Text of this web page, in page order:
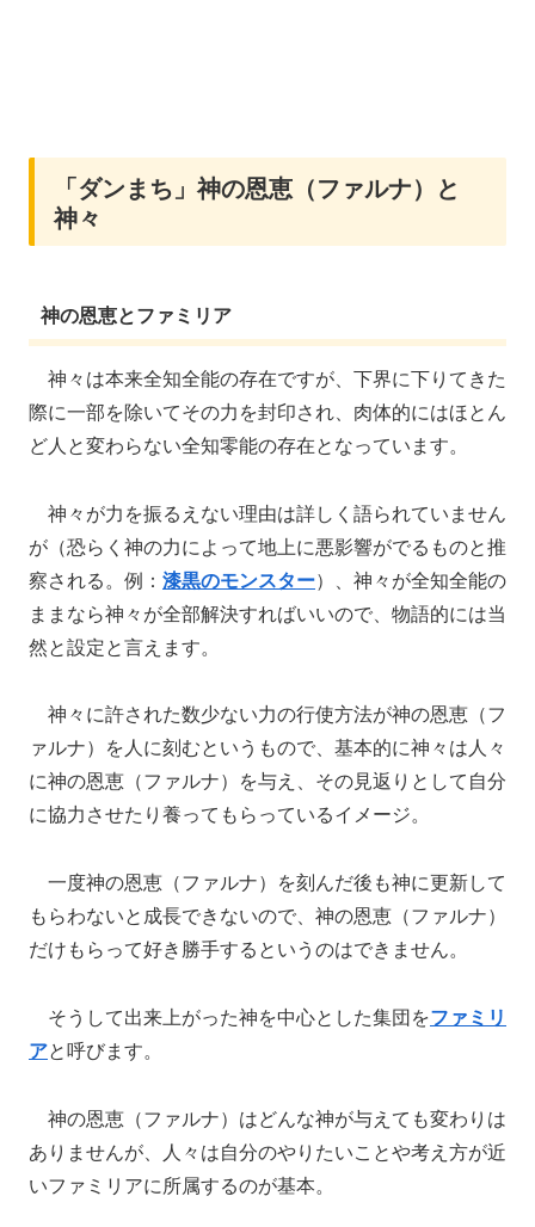
「ダンまち」神の恩恵（ファルナ）と
神々
神の恩恵とファミリア
神々は本来全知全能の存在ですが、下界に下りてきた
際に一部を除いてその力を封印され、肉体的にはほとん
ど人と変わらない全知零能の存在となっています。
神々が力を振るえない理由は詳しく語られていません
が（恐らく神の力によって地上に悪影響がでるものと推
察される。例： 漆黒のモンスター）、神々が全知全能の
ままなら神々が全部解決すればいいので、物語的には当
然と設定と言えます。
神々に許された数少ない力の行使方法が神の恩恵（フ
ァルナ）を人に刻むというもので、基本的に神々は人々
に神の恩恵（ファルナ）を与え、その見返りとして自分
に協力させたり養ってもらっているイメージ。
一度神の恩恵（ファルナ）を刻んだ後も神に更新して
もらわないと成長できないので、神の恩恵（ファルナ）
だけもらって好き勝手するというのはできません。
そうして出来上がった神を中心とした集団をファミリ
アと呼びます。
神の恩恵（ファルナ）はどんな神が与えても変わりは
ありませんが、人々は自分のやりたいことや考え方が近
いファミリアに所属するのが基本。